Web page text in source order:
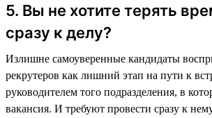
5. Вы не хотите терять
сразу к делу?
Излишне самоуверенные кандидаты
рекрутеров как лишний этап на пути к
руководителем того подразделения, в
вакансия. И требуют провести сразу к